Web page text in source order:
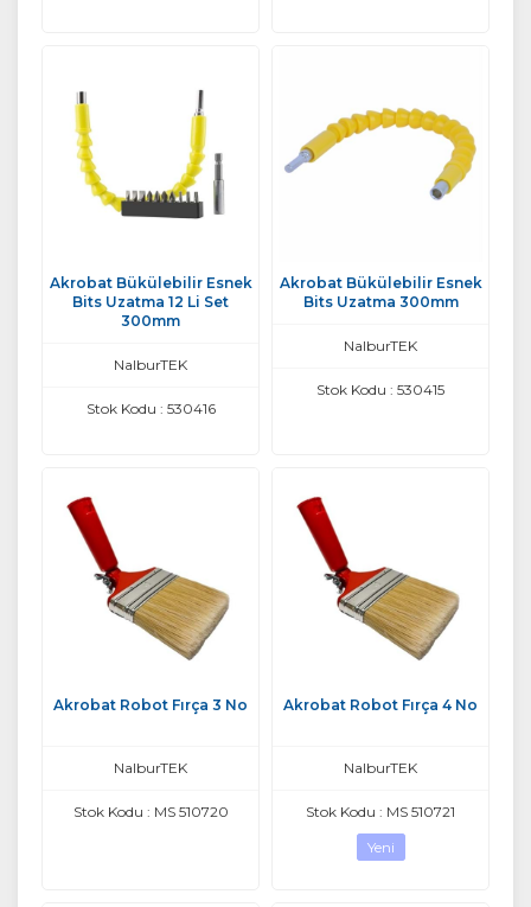
Akrobat Bükülebilir Esnek
Bits Uzatma 12 Li Set
300mm
NalburTEK
Stok Kodu : 530416
Akrobat Bükülebilir Esnek
Bits Uzatma 300mm
NalburTEK
Stok Kodu : 530415
Akrobat Robot Fırça 3 No
NalburTEK
Stok Kodu : MS 510720
Akrobat Robot Fırça 4 No
NalburTEK
Stok Kodu : MS 510721
Yeni